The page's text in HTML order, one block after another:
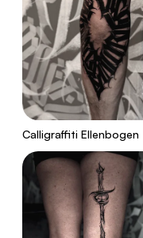
Calligraffiti Ellenbogen